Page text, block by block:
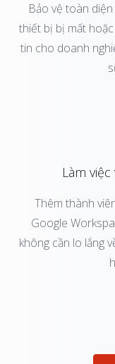
Bảo vệ toàn
thiết bị bị mất
tin cho doanh
Làm
Thêm thành
Google
không cần lo lắng